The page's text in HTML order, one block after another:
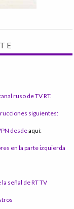
ruso de TV RT.
siguientes:
desdeaquí:
en la parte izquierda
señal de RT TV